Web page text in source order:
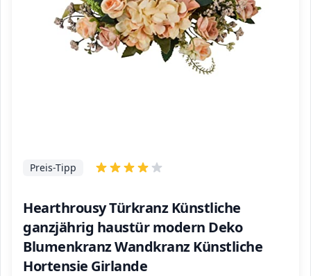
Hearthrousy Türkranz Künstliche
ganzjährig haustür modern Deko
Blumenkranz Wandkranz Künstliche
Hortensie Girlande
Preis-Tipp